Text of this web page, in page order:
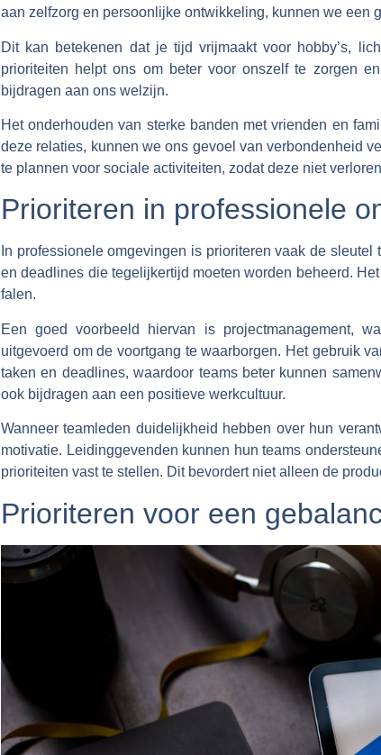
aan zelfzorg en persoonlijke ontwikkeling, kunnen we een
Dit kan betekenen dat je tijd vrijmaakt voor hobby’s,
prioriteiten helpt ons om beter voor onszelf te zorgen
bijdragen aan ons welzijn.
Het onderhouden van sterke banden met vrienden en
deze relaties, kunnen we ons gevoel van verbondenheid
te plannen voor sociale activiteiten, zodat deze niet
Prioriteren in professionele
In professionele omgevingen is prioriteren vaak de
en deadlines die tegelijkertijd moeten worden beheerd.
falen.
Een goed voorbeeld hiervan is projectmanagement,
uitgevoerd om de voortgang te waarborgen. Het gebruik
taken en deadlines, waardoor teams beter kunnen
ook bijdragen aan een positieve werkcultuur.
Wanneer teamleden duidelijkheid hebben over hun
motivatie. Leidinggevenden kunnen hun teams
prioriteiten vast te stellen. Dit bevordert niet alleen de
Prioriteren voor een